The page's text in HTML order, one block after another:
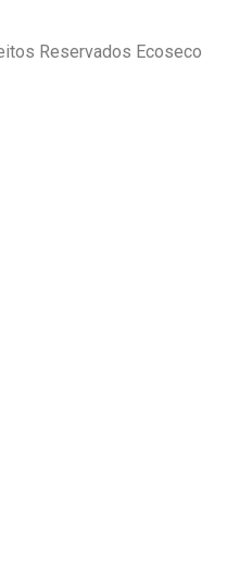
Reservados Ecoseco